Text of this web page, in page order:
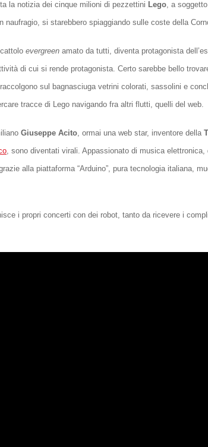
la notizia dei cinque milioni di pezzettini Lego, a
naufragio, si starebbero spiaggiando sulle coste della
evergreen amato da tutti, diventa protagonista
di cui si rende protagonista. Certo sarebbe bello
sul bagnasciuga vetrini colorati, sassolini e
tracce di Lego navigando fra altri flutti, quelli del web.
Giuseppe Acito, ormai una web star, inventore della
, sono diventati virali. Appassionato di musica elettronica,
alla piattaforma “Arduino”, pura tecnologia italiana,
i propri concerti con dei robot, tanto da ricevere i